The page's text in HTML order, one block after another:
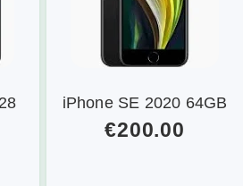
iPhone SE 2020 64GB
€200.00